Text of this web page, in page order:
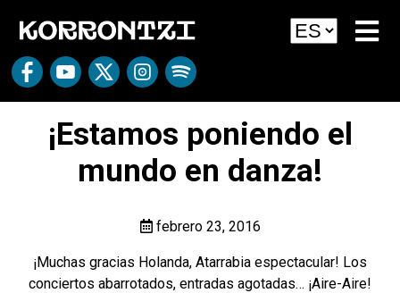
¡Estamos poniendo el
mundo en danza!
febrero 23, 2016
¡Muchas gracias Holanda, Atarrabia espectacular! Los
conciertos abarrotados, entradas agotadas… ¡Aire-Aire!